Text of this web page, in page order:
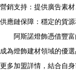
營銷支持：提供廣告素
供應鏈保障：穩定的貨
阿斯諾燈飾憑借豐
成為燈飾建材領域的優
更多加盟詳情，結合自身